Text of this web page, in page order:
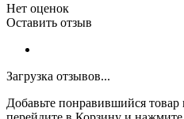
Нет оценок
Оставить отзыв
Загрузка отзывов...
Добавьте понравившийся товар